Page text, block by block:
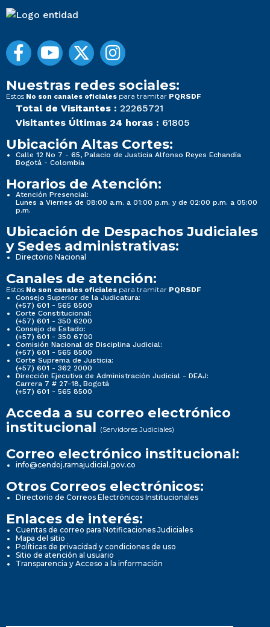
Nuestras redes sociales:
Estos No son canales oficiales para tramitar PQRSDF
Total de Visitantes : 22265721
Visitantes Últimas 24 horas : 61805
Ubicación Altas Cortes:
Calle 12 No 7 - 65, Palacio de Justicia Alfonso Reyes Echandía
Bogotá - Colombia
Horarios de Atención:
Atención Presencial:
Lunes a Viernes de 08:00 a.m. a 01:00 p.m. y de 02:00 p.m. a 05:00
p.m.
Ubicación de Despachos Judiciales
y Sedes administrativas:
Directorio Nacional
Canales de atención:
Estos No son canales oficiales para tramitar PQRSDF
Consejo Superior de la Judicatura:
(+57) 601 - 565 8500
Corte Constitucional:
(+57) 601 - 350 6200
Consejo de Estado:
(+57) 601 - 350 6700
Comisión Nacional de Disciplina Judicial:
(+57) 601 - 565 8500
Corte Suprema de Justicia:
(+57) 601 - 362 2000
Dirección Ejecutiva de Administración Judicial - DEAJ:
Carrera 7 # 27-18, Bogotá
(+57) 601 - 565 8500
Acceda a su correo electrónico
institucional (Servidores Judiciales)
Correo electrónico institucional:
info@cendoj.ramajudicial.gov.co
Otros Correos electrónicos:
Directorio de Correos Electrónicos Institucionales
Enlaces de interés:
Cuentas de correo para Notificaciones Judiciales
Mapa del sitio
Políticas de privacidad y condiciones de uso
Sitio de atención al usuario
Transparencia y Acceso a la información